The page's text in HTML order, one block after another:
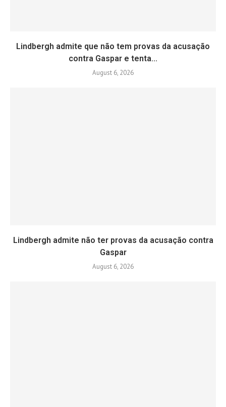
Lindbergh admite que não tem provas da acusação
contra Gaspar e tenta...
August 6, 2026
Lindbergh admite não ter provas da acusação contra
Gaspar
August 6, 2026